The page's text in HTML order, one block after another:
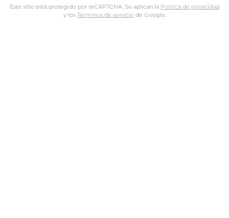
Este sitio está protegido por reCAPTCHA. Se aplican la Política de privacidad
y los Términos de serviciode Google.